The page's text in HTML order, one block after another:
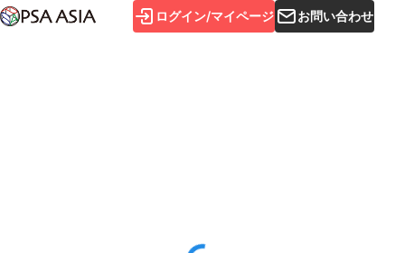
ログイン/マイページ お問い合わせ